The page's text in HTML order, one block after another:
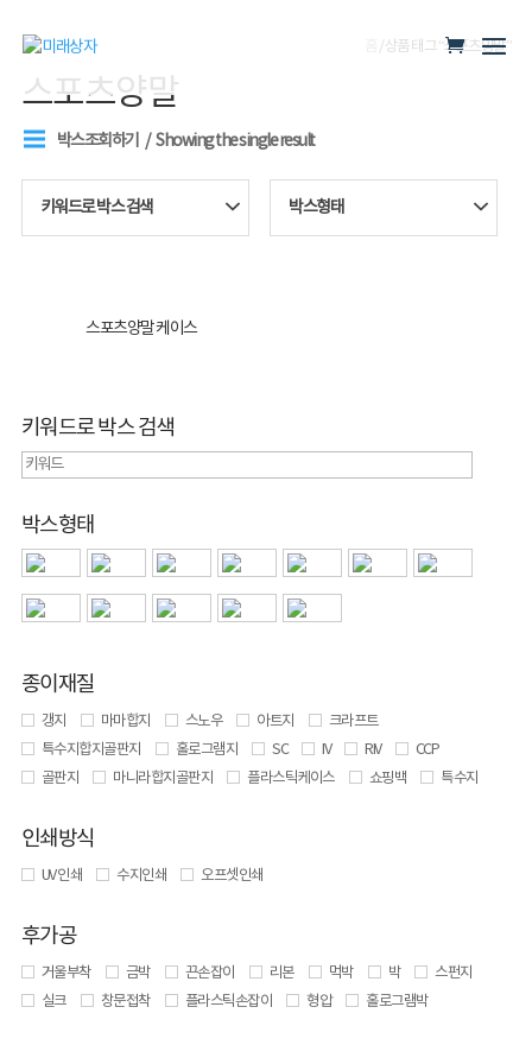
/ 상품 태그 “스포츠양말”
스포츠양말
박스조회하기 Showing the single result
키워드로 박스 검색 박스형태
스포츠양말 케이스
키워드로 박스 검색
박스형태
종이재질
갱지 마마합지 스노우 아트지
크라프트
특수지합지골판지
홀로그램지 SC IV RIV
CCP
골판지
마니라합지골판지 플라스틱케이스 쇼핑백 특수지
인쇄방식
UV 인쇄 수지인쇄 오프셋인쇄
후가공
거울부착 금박 끈손잡이 리본 먹박 박
스펀지
실크
창문접착 플라스틱손잡이 형압 홀로그램박